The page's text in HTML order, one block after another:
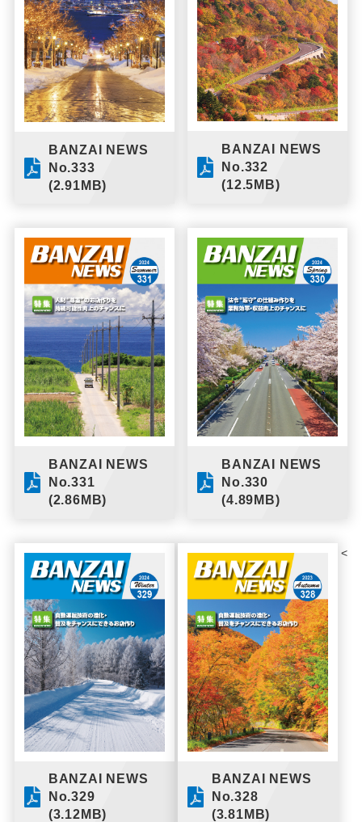
BANZAI NEWS
No.333
(2.91MB)
BANZAI NEWS
No.332
(12.5MB)
BANZAI NEWS
No.331
(2.86MB)
BANZAI NEWS
No.330
(4.89MB)
BANZAI NEWS
No.329
(3.12MB)
BANZAI NEWS
No.328
(3.81MB)
<